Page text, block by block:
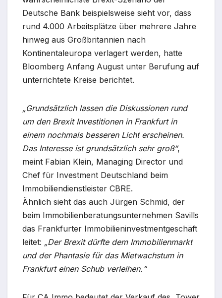
Deutsche Bank beispielsweise sieht vor, dass
rund 4.000 Arbeitsplätze über mehrere Jahre
hinweg aus Großbritannien nach
Kontinentaleuropa verlagert werden, hatte
Bloomberg Anfang August unter Berufung auf
unterrichtete Kreise berichtet.
„Grundsätzlich lassen die Diskussionen rund
um den Brexit Investitionen in Frankfurt in
einem nochmals besseren Licht erscheinen.
Das Interesse ist grundsätzlich sehr groß“,
meint Fabian Klein, Managing Director und
Chef für Investment Deutschland beim
Immobiliendienstleister CBRE.
Ähnlich sieht das auch Jürgen Schmid, der
beim Immobilienberatungsunternehmen Savills
das Frankfurter Immobilieninvestmentgeschäft
leitet: „Der Brexit dürfte dem Immobilienmarkt
und der Phantasie für das Mietwachstum in
Frankfurt einen Schub verleihen.“